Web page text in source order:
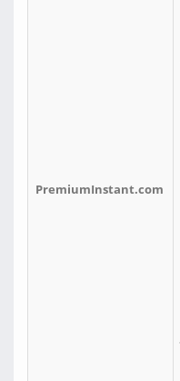
PremiumInstant.com